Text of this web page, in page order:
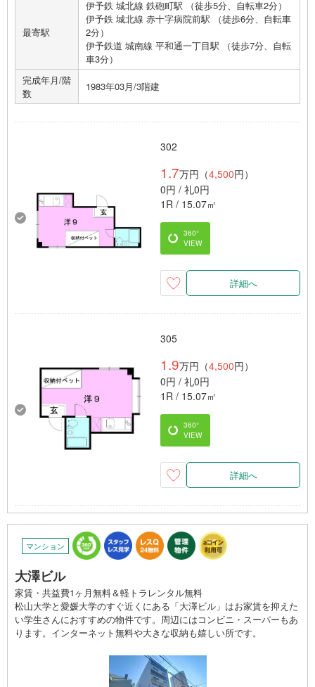
最寄駅
伊予鉄 城北線 鉄砲町駅 （徒歩5分、自転車2分）
伊予鉄 城北線 赤十字病院前駅 （徒歩6分、自転車
2分）
伊予鉄道 城南線 平和通一丁目駅 （徒歩7分、自転
車3分）
完成年月/階
数
1983年03月/3階建
302
1.7万円（4,500円）
0円 / 礼0円
1R / 15.07㎡
360°
VIEW
詳細へ
305
1.9万円（4,500円）
0円 / 礼0円
1R / 15.07㎡
360°
VIEW
詳細へ
マンション
大澤ビル
家賃・共益費1ヶ月無料＆軽トラレンタル無料
松山大学と愛媛大学のすぐ近くにある「大澤ビル」はお家賃を抑えた
い学生さんにおすすめの物件です。周辺にはコンビニ・スーパーもあ
ります。インターネット無料や大きな収納も嬉しい所です。